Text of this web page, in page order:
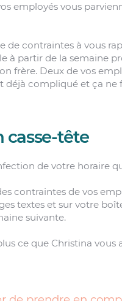
employés vous
de contraintes à vous
à partir de la semaine
frère. Deux de vos
déjà compliqué et ça
casse-tête
de votre horaire
contraintes de vos
textes et sur votre
suivante.
ce que Christina vous